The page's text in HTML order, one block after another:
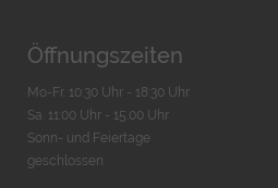
Öffnungszeiten
Mo-Fr. 10:30 Uhr - 18:30 Uhr
Sa. 11:00 Uhr - 15.00 Uhr
Sonn- und Feiertage
geschlossen